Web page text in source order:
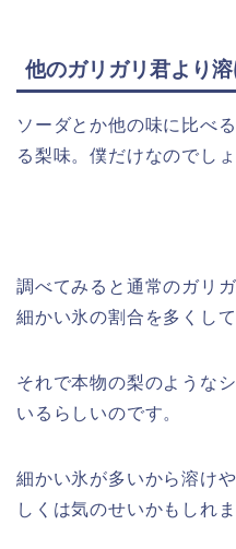
他のガリガリ君より溶
ソーダとか他の味に比べ
る梨味。僕だけなのでしょ
調べてみると通常のガリ
細かい氷の割合を多くして
それで本物の梨のような
いるらしいのです。
細かい氷が多いから溶け
しくは気のせいかもしれ